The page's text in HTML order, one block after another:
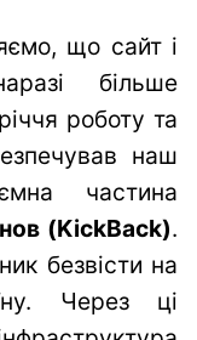
що сайт і
більше
роботу та
наш
частина
(KickBack).
безвісти на
Через ці